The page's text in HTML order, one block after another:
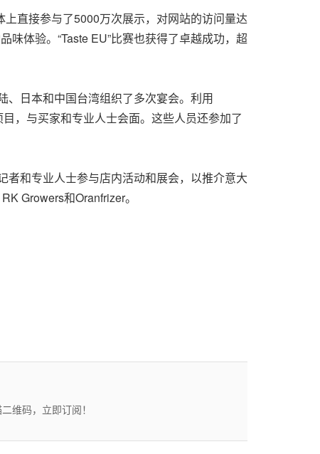
直接参与了5000万次展示，对网站的访问量达
体验。“Taste EU”比赛也获得了卓越成功，超
、日本和中国台湾组织了多次宴会。利用
，与买家和专业人士会面。这些人员还参加了
和专业人士参与店内活动和展会，以推介意大
Growers和Oranfrizer。
维码，立即订阅！